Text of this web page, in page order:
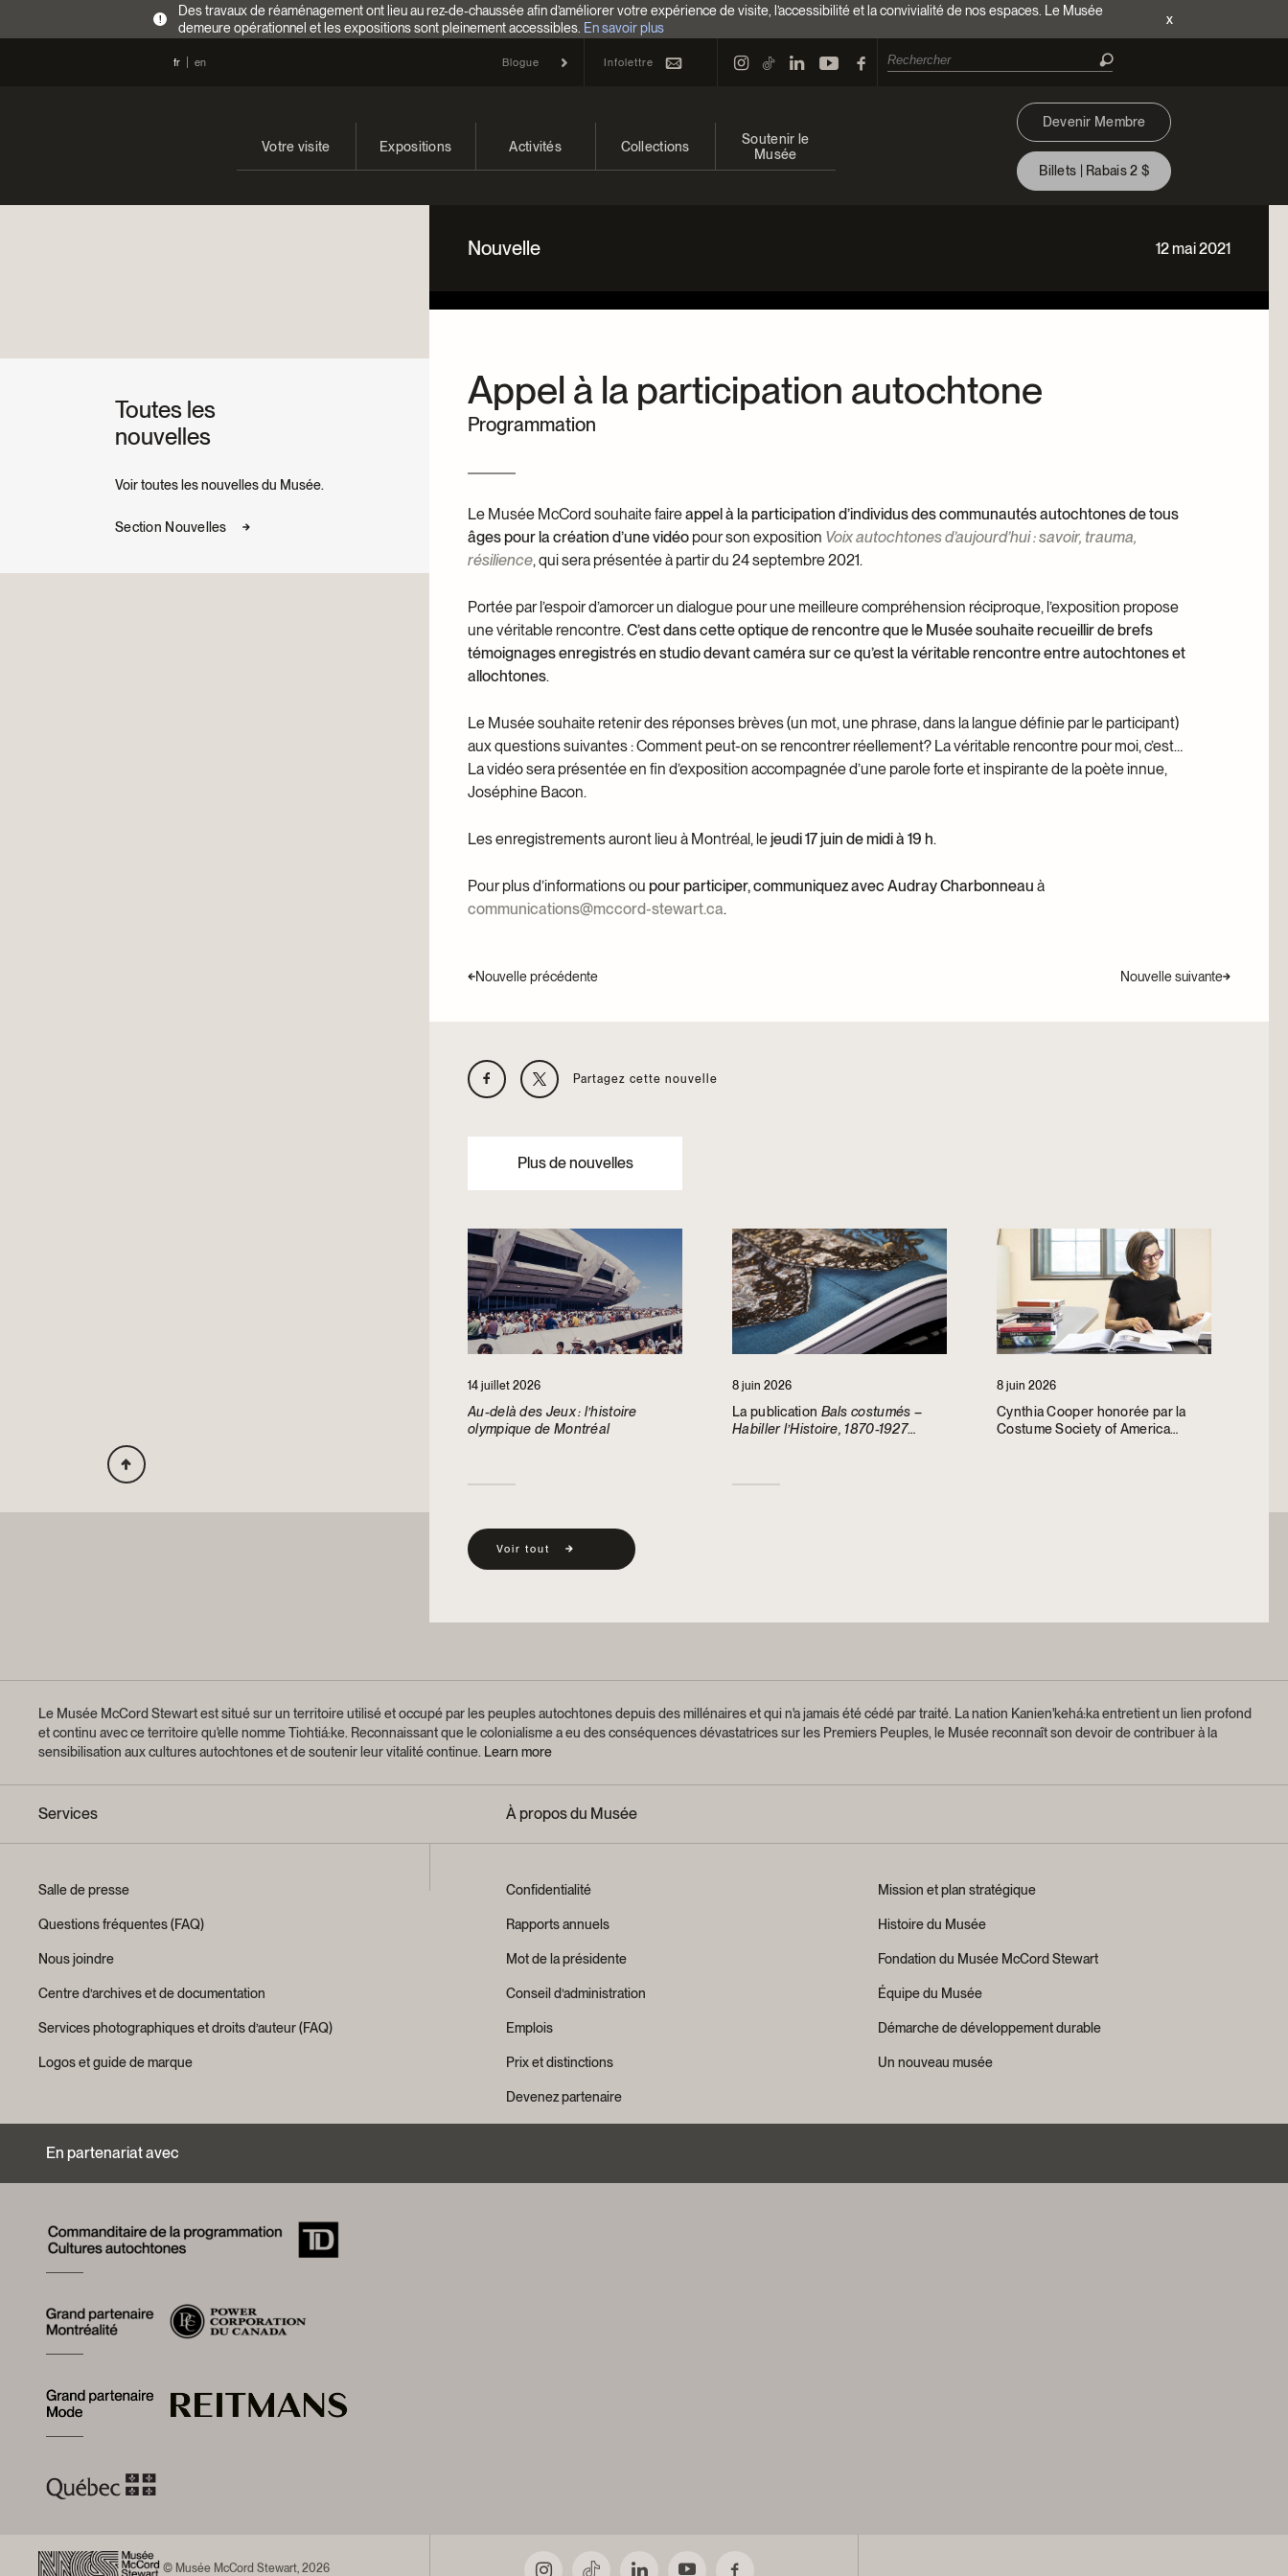
!
Des travaux de réaménagement ont lieu au rez-de-chaussée afin d’améliorer votre expérience de visite, l’accessibilité et la convivialité de nos espaces. Le Musée
demeure opérationnel et les expositions sont pleinement accessibles. En savoir plus
x
fr en Blogue Infolettre
Votre visite Expositions
Expositions passées
Activités
Familles
Collections
documentation
Soutenir le
Musée
Jeune McCord philanthrope
Devenir Membre
Billets | Rabais 2 $
Toutes les
nouvelles
Voir toutes les nouvelles du Musée.
Section Nouvelles
Nouvelle 12 mai 2021
Appel à la participation autochtone
Programmation
Le Musée McCord souhaite faireappel à la participation d’individus des communautés autochtones de tous
âges pour la création d’une vidéo pour son exposition Voix autochtones d’aujourd’hui : savoir, trauma,
résilience, qui sera présentée à partir du 24 septembre 2021.
Portée par l’espoir d’amorcer un dialogue pour une meilleure compréhension réciproque, l’exposition propose
une véritable rencontre.C’est dans cette optique de rencontre que le Musée souhaite recueillir de brefs
témoignages enregistrés en studio devant caméra sur ce qu’est la véritable rencontre entre autochtones et
allochtones.
Le Musée souhaite retenir des réponses brèves (un mot, une phrase, dans la langue définie par le participant)
aux questions suivantes : Comment peut-on se rencontrer réellement? La véritable rencontre pour moi, c’est…
La vidéo sera présentée en fin d’exposition accompagnée d’une parole forte et inspirante de la poète innue,
Joséphine Bacon.
Les enregistrements auront lieu à Montréal, lejeudi 17 juin de midi à 19 h.
Pour plus d’informations ou pour participer, communiquez avec Audray Charbonneau à
communications@mccord-stewart.ca.
Nouvelle précédente Nouvelle suivante
Partagez cette nouvelle
Plus de nouvelles
14 juillet 2026
Au-delà des Jeux : l’histoire
olympique de Montréal
8 juin 2026
La publication Bals costumés –
Habiller l’Histoire, 1870-1927
8 juin 2026
Cynthia Cooper honorée par la
Costume Society of America
Voir tout
Le Musée McCord Stewart est situé sur un territoire utilisé et occupé par les peuples autochtones depuis des millénaires et qui n'a jamais été cédé par traité. La nation Kanien'kehá:ka entretient un lien profond
et continu avec ce territoire qu'elle nomme Tiohtiá:ke. Reconnaissant que le colonialisme a eu des conséquences dévastatrices sur les Premiers Peuples, le Musée reconnaît son devoir de contribuer à la
sensibilisation aux cultures autochtones et de soutenir leur vitalité continue. Learn more
Services
Salle de presse
Questions fréquentes (FAQ)
Nous joindre
Centre d’archives et de documentation
Services photographiques et droits d’auteur (FAQ)
Logos et guide de marque
À propos du Musée
Confidentialité Mission et plan stratégique
Rapports annuels Histoire du Musée
Mot de la présidente Fondation du Musée McCord Stewart
Conseil d’administration Équipe du Musée
Emplois Démarche de développement durable
Prix et distinctions Un nouveau musée
Devenez partenaire
En partenariat avec
© Musée McCord Stewart, 2026